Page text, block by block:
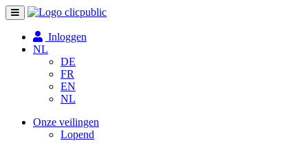
Toggle
navigation
Inloggen
NL
DE
FR
EN
NL
Onze veilingen
Lopend